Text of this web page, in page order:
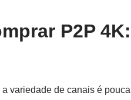
P2P
variedade de canais é